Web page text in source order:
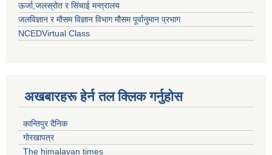
ऊर्जा,जलस्रोत र सिंचाई मन्त्रालय
जलविज्ञान र मौसम विज्ञान विभाग मौसम पूर्वानुमान प्रभाग
NCEDVirtual Class
अखबारहरू हेर्न तल क्लिक गर्नुहोस
कान्तिपुर दैनिक
गोरखापत्र
The himalayan times